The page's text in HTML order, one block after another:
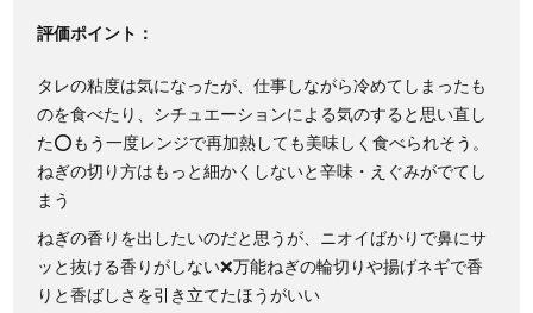
評価ポイント：
タレの粘度は気になったが、仕事しながら冷めてしまったも
のを食べたり、シチュエーションによる気のすると思い直し
た⭕もう一度レンジで再加熱しても美味しく食べられそう。
ねぎの切り方はもっと細かくしないと辛味・えぐみがでてし
まう
ねぎの香りを出したいのだと思うが、ニオイばかりで鼻にサ
ッと抜ける香りがしない❌万能ねぎの輪切りや揚げネギで香
りと香ばしさを引き立てたほうがいい